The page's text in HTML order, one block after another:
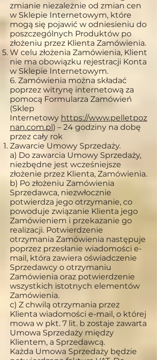
zmianie niezależnie od zmian cen
w Sklepie Internetowym, które
mogą się pojawić w odniesieniu do
poszczególnych Produktów po
złożeniu przez Klienta Zamówienia.
W celu złożenia Zamówienia, Klient
nie ma obowiązku rejestracji Konta
w Sklepie Internetowym.
6. Zamówienia można składać
poprzez witrynę internetową za
pomocą Formularza Zamówień
(Sklep
Internetowy https://www.pelletpoz
nan.com.pl ) – 24 godziny na dobę
przez cały rok
Zawarcie Umowy Sprzedaży.
a) Do zawarcia Umowy Sprzedaży,
niezbędne jest wcześniejsze
złożenie przez Klienta, Zamówienia.
b) Po złożeniu Zamówienia
Sprzedawca, niezwłocznie
potwierdza jego otrzymanie, co
powoduje związanie Klienta jego
Zamówieniem i przekazanie go
realizacji. Potwierdzenie
otrzymania Zamówienia następuje
poprzez przesłanie wiadomości e-
mail, która zawiera oświadczenie
Sprzedawcy o otrzymaniu
Zamówienia oraz potwierdzenie
wszystkich istotnych elementów
Zamówienia.
c) Z chwilą otrzymania przez
Klienta wiadomości e-mail, o której
mowa w pkt. 7 lit. b zostaje zawarta
Umowa Sprzedaży między
Klientem, a Sprzedawcą.
Każda Umowa Sprzedaży będzie